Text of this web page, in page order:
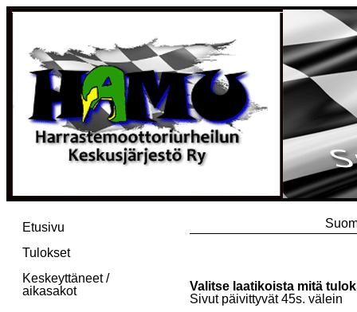
Etusivu
Tulokset
Keskeyttäneet /
aikasakot
Valitse laatikoista mitä
Sivut päivittyvät 45s. välein